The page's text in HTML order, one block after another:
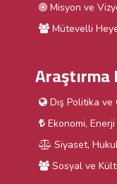
Misyon ve
Mütevelli
Dış Politika ve
Ekonomi,
Siyaset,
Sosyal ve